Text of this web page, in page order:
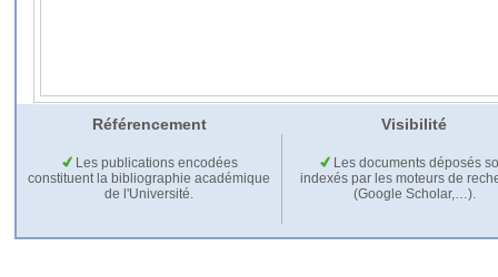
Référencement Visibilité
Les publications encodées
constituent la bibliographie académique
de l'Université.
Les documents déposés
indexés par les moteurs de
(Google Scholar,…).